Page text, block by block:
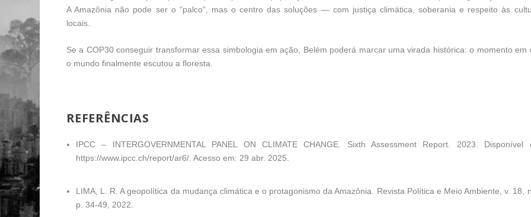
A Amazônia não pode ser o “palco”, mas o centro das soluções — com justiça climática, soberania e respeito às
locais.
Se a COP30 conseguir transformar essa simbologia em ação, Belém poderá marcar uma virada histórica: o momento em
o mundo finalmente escutou a floresta.
REFERÊNCIAS
IPCC – INTERGOVERNMENTAL PANEL ON CLIMATE CHANGE. Sixth Assessment Report . 2023. Disponível
https://www.ipcc.ch/report/ar6/. Acesso em: 29 abr. 2025.
LIMA, L. R. A geopolítica da mudança climática e o protagonismo da Amazônia. Revista Política e Meio Ambiente, v. 18,
p. 34-49, 2022.